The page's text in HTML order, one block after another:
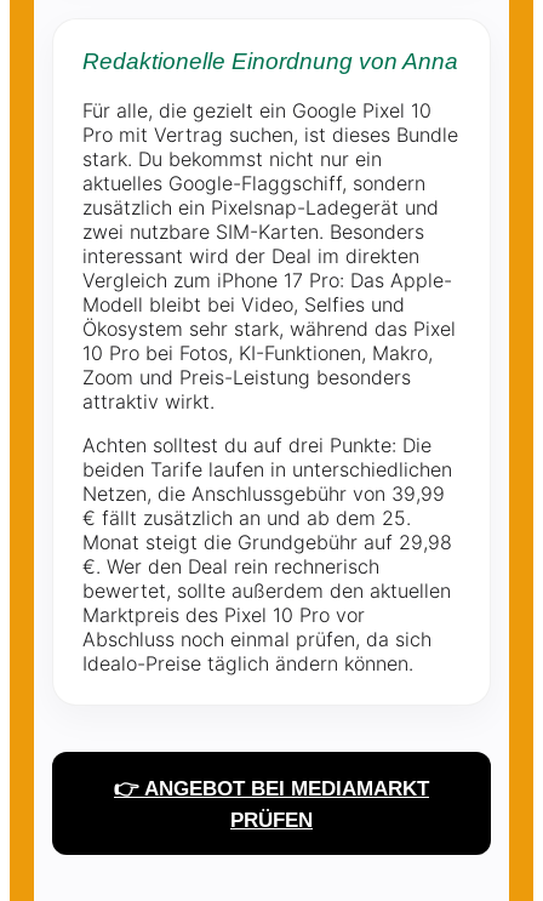
Redaktionelle Einordnung von Anna
Für alle, die gezielt ein Google Pixel 10
Pro mit Vertrag suchen, ist dieses Bundle
stark. Du bekommst nicht nur ein
aktuelles Google-Flaggschiff, sondern
zusätzlich ein Pixelsnap-Ladegerät und
zwei nutzbare SIM-Karten. Besonders
interessant wird der Deal im direkten
Vergleich zum iPhone 17 Pro: Das Apple-
Modell bleibt bei Video, Selfies und
Ökosystem sehr stark, während das Pixel
10 Pro bei Fotos, KI-Funktionen, Makro,
Zoom und Preis-Leistung besonders
attraktiv wirkt.
Achten solltest du auf drei Punkte: Die
beiden Tarife laufen in unterschiedlichen
Netzen, die Anschlussgebühr von 39,99
€ fällt zusätzlich an und ab dem 25.
Monat steigt die Grundgebühr auf 29,98
€. Wer den Deal rein rechnerisch
bewertet, sollte außerdem den aktuellen
Marktpreis des Pixel 10 Pro vor
Abschluss noch einmal prüfen, da sich
Idealo-Preise täglich ändern können.
👉 ANGEBOT BEI MEDIAMARKT
PRÜFEN